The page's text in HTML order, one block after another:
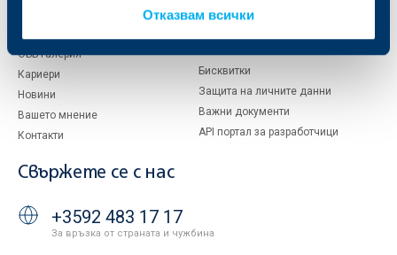
Отказвам всички
ОББ Галерия
Кариери
Новини
Вашето мнение
Контакти
Продажба на имоти
Бисквитки
Защита на личните данни
Важни документи
API портал за разработчици
Свържете се с нас
+3592 483 17 17
За връзка от страната и чужбина